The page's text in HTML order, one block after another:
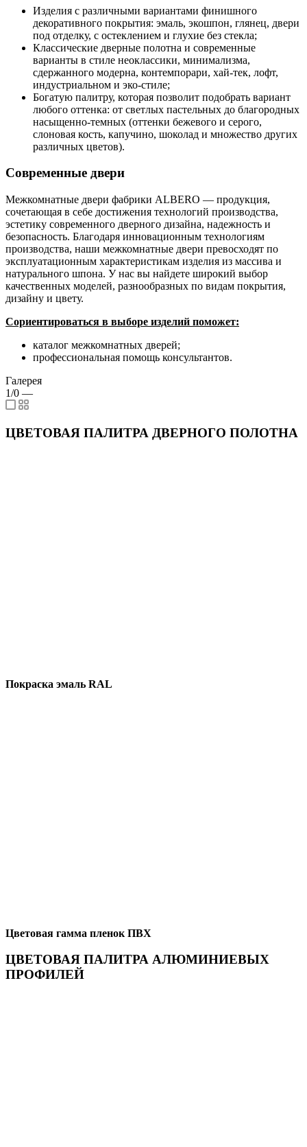
Изделия с различными вариантами финишного
декоративного покрытия: эмаль, экошпон, глянец, двери
под отделку, с остеклением и глухие без стекла;
Классические дверные полотна и современные
варианты в стиле неоклассики, минимализма,
сдержанного модерна, контемпорари, хай-тек, лофт,
индустриальном и эко-стиле;
Богатую палитру, которая позволит подобрать вариант
любого оттенка: от светлых пастельных до благородных
насыщенно-темных (оттенки бежевого и серого,
слоновая кость, капучино, шоколад и множество других
различных цветов).
Современные двери
Межкомнатные двери фабрики ALBERO — продукция,
сочетающая в себе достижения технологий производства,
эстетику современного дверного дизайна, надежность и
безопасность. Благодаря инновационным технологиям
производства, наши межкомнатные двери превосходят по
эксплуатационным характеристикам изделия из массива и
натурального шпона. У нас вы найдете широкий выбор
качественных моделей, разнообразных по видам покрытия,
дизайну и цвету.
Сориентироваться в выборе изделий поможет:
каталог межкомнатных дверей;
профессиональная помощь консультантов.
Галерея
1/0 —
ЦВЕТОВАЯ ПАЛИТРА ДВЕРНОГО ПОЛОТНА
Покраска эмаль RAL
Цветовая гамма пленок ПВХ
ЦВЕТОВАЯ ПАЛИТРА АЛЮМИНИЕВЫХ
ПРОФИЛЕЙ